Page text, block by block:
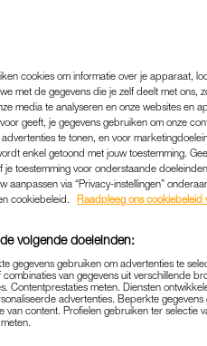
EEN
IN LINDA.
HENSBERGEN
cookies om informatie over je apparaat,
met de gegevens die je zelf deelt met ons,
media te analyseren en onze websites en
geeft, je gegevens gebruiken om onze
te tonen, en voor
enkel getoond met jouw toestemming.
toestemming voor onderstaande
via “Privacy-instellingen”
cookiebeleid.
Raadpleeg ons cookiebeleid
volgende doeleinden:
gegevens gebruiken om advertenties te
van gegevens uit verschillende
Contentprestaties meten. Diensten
advertenties. Beperkte
van content. Profielen gebruiken ter selectie